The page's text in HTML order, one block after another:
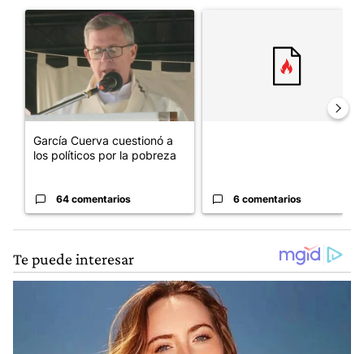
Un artículo de tendencia con el título "García Cuerva
García Cuerva cuestionó a
los políticos por la pobreza
64 comentarios 6 comentarios